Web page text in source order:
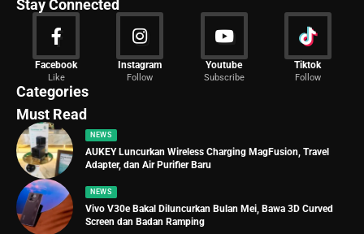
Stay Connected
Facebook
Like
Instagram
Follow
Youtube
Subscribe
Tiktok
Follow
Categories
News
2029 Articles
Must Read
NEWS
AUKEY Luncurkan Wireless Charging MagFusion, Travel
Adapter, dan Air Purifier Baru
NEWS
Vivo V30e Bakal Diluncurkan Bulan Mei, Bawa 3D Curved
Screen dan Badan Ramping